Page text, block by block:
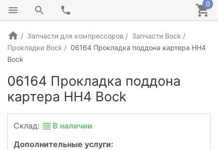
0
Запчасти для компрессоров
Запчасти Bock
Прокладки Bock
06164 Прокладка поддона картера HH4
Bock
06164 Прокладка поддона
картера HH4 Bock
Склад:
В наличии
Дополнительные услуги: